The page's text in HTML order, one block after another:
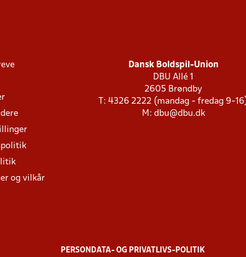
og vilkår
Dansk Boldspil-Union
DBU Allé 1
2605 Brøndby
T: 4326 2222 (mandag - fredag 9-
M: dbu@dbu.dk
PERSONDATA- OG PRIVATLIVS-POLITIK